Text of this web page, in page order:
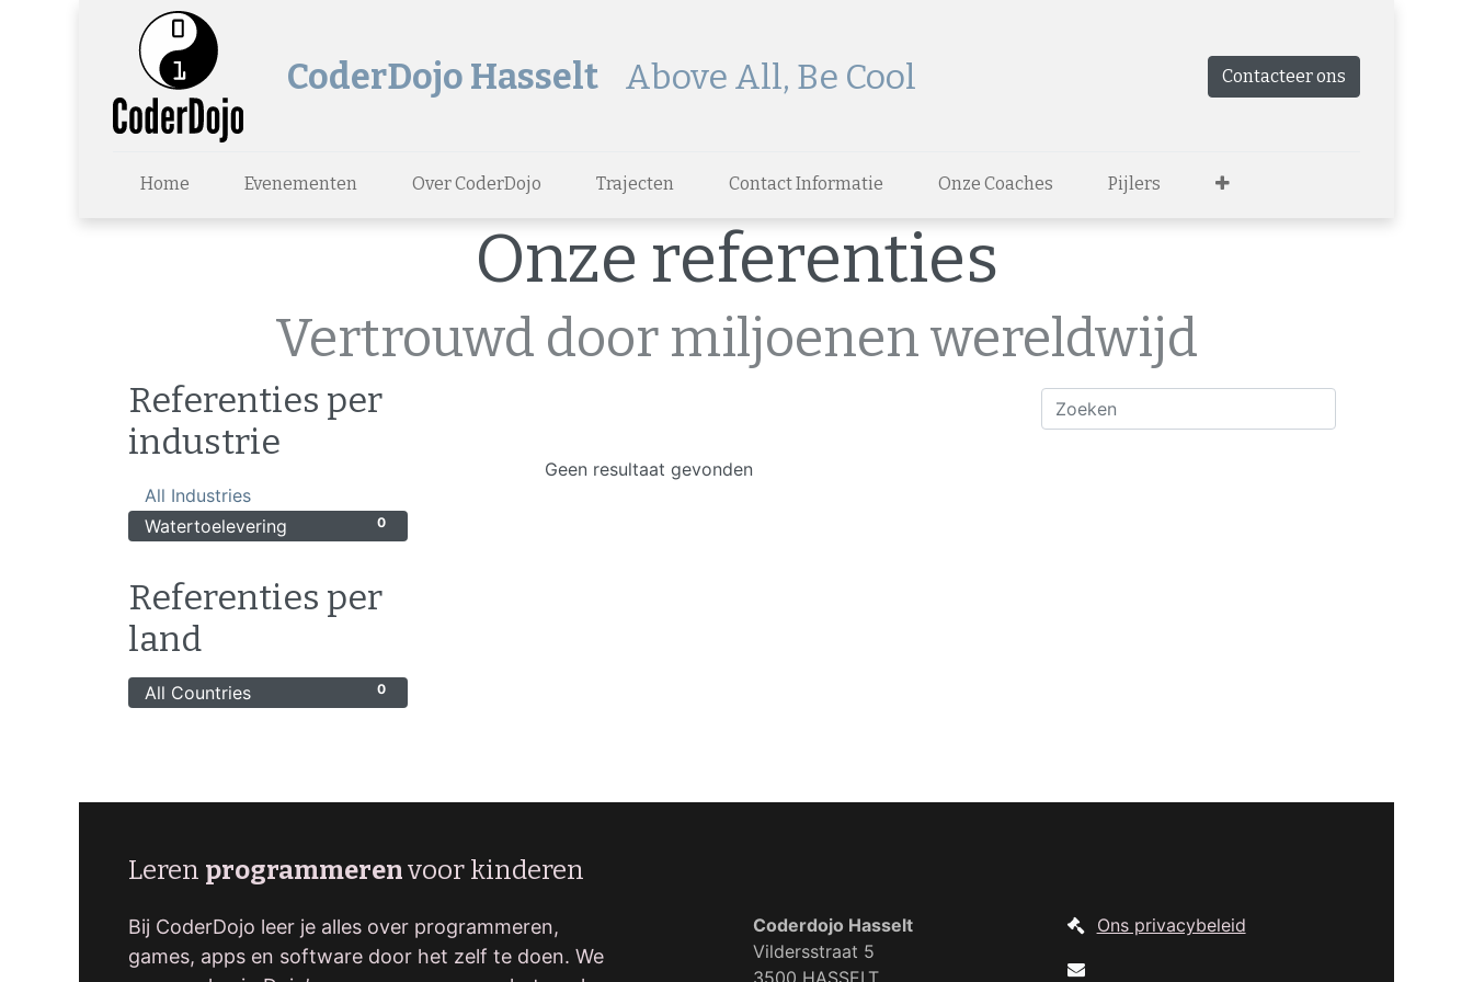
CoderDojo Hasselt Above All, Be Cool Contacteer ons
Home Evenementen Over CoderDojo Trajecten Contact Informatie Onze Coaches Pijlers
Onze referenties
Vertrouwd door miljoenen wereldwijd
Referenties per
industrie
All Industries
0
Watertoelevering
Referenties per
land
0
All Countries
Geen resultaat gevonden
Leren programmerenvoor kinderen
Bij CoderDojo leer je alles over programmeren,
games, apps en software door het zelf te doen. We
Coderdojo Hasselt
Vildersstraat 5
3500 HASSELT
Ons privacybeleid